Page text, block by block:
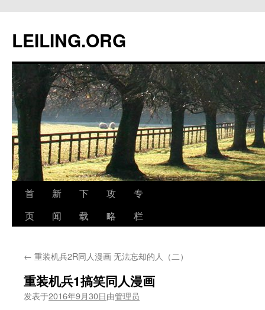
文
LEILING.ORG
首
页
新
闻
下
载
攻
略
专
栏
← 重装机兵2R同人漫画 无法忘却的人（二）
重装机兵1搞笑同人漫画
发表于2016年9月30日由管理员